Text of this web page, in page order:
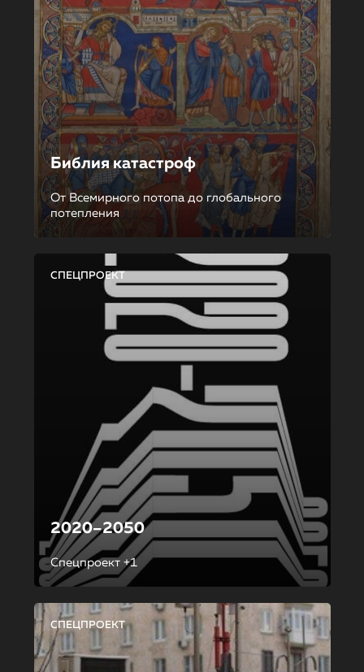
Библия катастроф
От Всемирного потопа до глобального
потепления
СПЕЦПРОЕКТ
2020–2050
Спецпроект +1
СПЕЦПРОЕКТ